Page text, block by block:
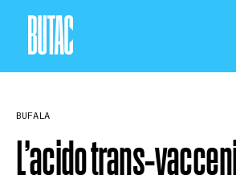
BUFALA
L’acido trans-